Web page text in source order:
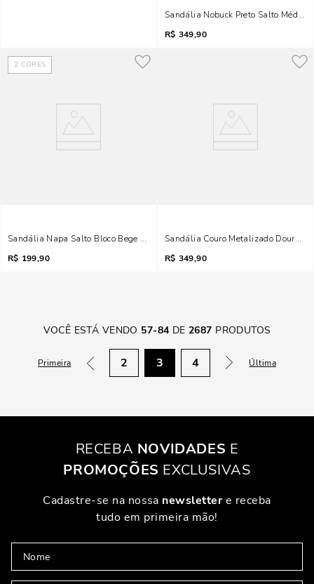
Sandália Nobuck Preto Salto Médio
R$ 349,90
2 CORES
Sandália Napa Salto Bloco Bege Tiras Fivelas
R$ 199,90
Sandália Couro Metalizado Dourado
R$ 349,90
VOCÊ ESTÁ VENDO 57-84 DE2687 PRODUTOS
Primeira 2 3 4 Última
RECEBA NOVIDADES E
PROMOÇÕES EXCLUSIVAS
Cadastre-se na nossa newslettere receba
tudo em primeira mão!